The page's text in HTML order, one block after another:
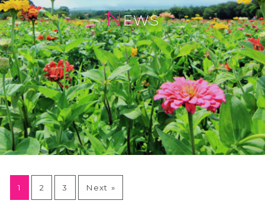
NEWS
1 2 3 Next »